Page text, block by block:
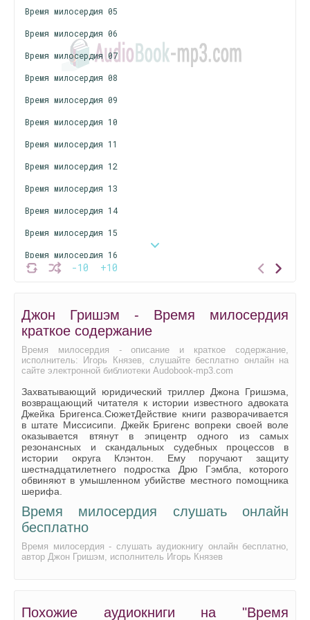
-10 +10
Время милосердия 05
Время милосердия 06
Время милосердия 07
Время милосердия 08
Время милосердия 09
Время милосердия 10
Время милосердия 11
Время милосердия 12
Время милосердия 13
Время милосердия 14
Время милосердия 15
Время милосердия 16
Время милосердия 17
Время милосердия 19
Время милосердия 20
Время милосердия 21
Время милосердия 22
Время милосердия 23
Время милосердия 24
Время милосердия 25
Время милосердия 26
Время милосердия 27
Время милосердия 28
Время милосердия 29
Время милосердия 30
Время милосердия 32
Джон Гришэм - Время милосердия
краткое содержание
Время милосердия - описание и краткое содержание,
исполнитель: Игорь Князев, слушайте бесплатно онлайн на
сайте электронной библиотеки Audobook-mp3.com
Захватывающий юридический триллер Джона Гришэма,
возвращающий читателя к истории известного адвоката
Джейка Бригенса.СюжетДействие книги разворачивается
в штате Миссисипи. Джейк Бригенс вопреки своей воле
оказывается втянут в эпицентр одного из самых
резонансных и скандальных судебных процессов в
истории округа Клэнтон. Ему поручают защиту
шестнадцатилетнего подростка Дрю Гэмбла, которого
обвиняют в умышленном убийстве местного помощника
шерифа.
Время милосердия слушать онлайн
бесплатно
Время милосердия - слушать аудиокнигу онлайн бесплатно,
автор Джон Гришэм, исполнитель Игорь Князев
Похожие аудиокниги на "Время